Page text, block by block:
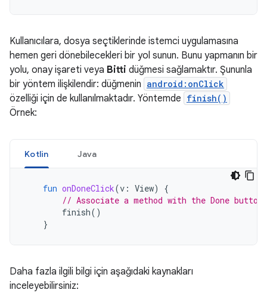
Kullanıcılara, dosya seçtiklerinde istemci uygulamasına
hemen geri dönebilecekleri bir yol sunun. Bunu yapmanın bir
yolu, onay işareti veya Bitti düğmesi sağlamaktır. Şununla
bir yöntem ilişkilendir: düğmenin android:onClick
özelliği için de kullanılmaktadır. Yöntemde finish()
Örnek:
Kotlin Java
fun onDoneClick(v : View)
{
// Associate a method with the Done button
finish()
}
Daha fazla ilgili bilgi için aşağıdaki kaynakları
inceleyebilirsiniz: